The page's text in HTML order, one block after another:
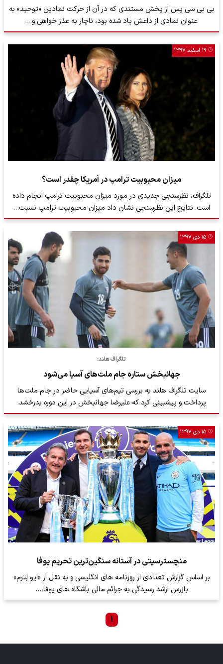
بی بی سی پس از پخش مستندی که در آن از حرکت نمادین «‌توحید» به
عنوان نمادی از داعش یاد شده بود، ناچار به عذز خواهی و…
۱۹ اسفند ۱۳۹۷
میزان محبوبیت ترامپ در آمریکا چقدر است؟
تلگراف، نظرسنجی جدیدی در مورد میزان محبوبیت ترامپ انجام داده
است. نتایج این نظرسنجی نشان داد میزان محبوبیت ترامپ نسبت…
۱۵ دی ۱۳۹۷
تلگراف هلند:
جهانبخش ستاره جام ملت‌های آسیا می‌شود
سایت تلگراف هلند به بررسی تیم‌های آسیایی حاضر در جام ملت‌ها
پرداخت و پیشبینی کرد که علیرضا جهانبخش در این دوره بدرخشد.
۱۵ دی ۱۳۹۷
منچسترسیتی در آستانه سنگین‌ترین تحریم یوفا
بر اساس گزارش تعدادی از روزنامه های انگلیسی و به نقل از «ایو لِترم»
بازرس ارشد رسیدگی به جرائم مالی باشگاه های یوفا،…
۱